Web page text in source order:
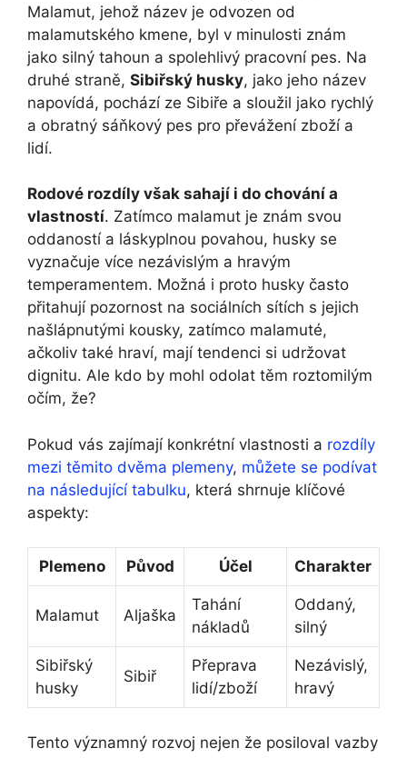
Malamut, jehož název je odvozen od
malamutského kmene, byl v minulosti znám
jako silný tahoun a spolehlivý pracovní pes. Na
druhé straně, Sibiřský husky, jako jeho název
napovídá, pochází ze Sibiře a sloužil jako rychlý
a obratný sáňkový pes pro převážení zboží a
lidí.
Rodové rozdíly však sahají i do chování a
vlastností. Zatímco malamut je znám svou
oddaností a láskyplnou povahou, husky se
vyznačuje více nezávislým a hravým
temperamentem. Možná i proto husky často
přitahují pozornost na sociálních sítích s jejich
našlápnutými kousky, zatímco malamuté,
ačkoliv také hraví, mají tendenci si udržovat
dignitu. Ale kdo by mohl odolat těm roztomilým
očím, že?
Pokud vás zajímají konkrétní vlastnosti a rozdíly
mezi těmito dvěma plemeny, můžete se podívat
na následující tabulku, která shrnuje klíčové
aspekty:
Plemeno Původ Účel Charakter
Malamut Aljaška
Tahání
nákladů
Oddaný,
silný
Sibiřský
husky
Sibiř
Přeprava
lidí/zboží
Nezávislý,
hravý
Tento významný rozvoj nejen že posiloval vazby